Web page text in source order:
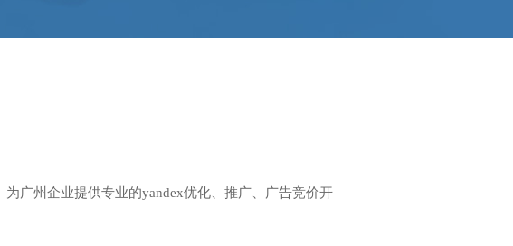
广州企业提供专业的yandex优化、推广、广告竞价开